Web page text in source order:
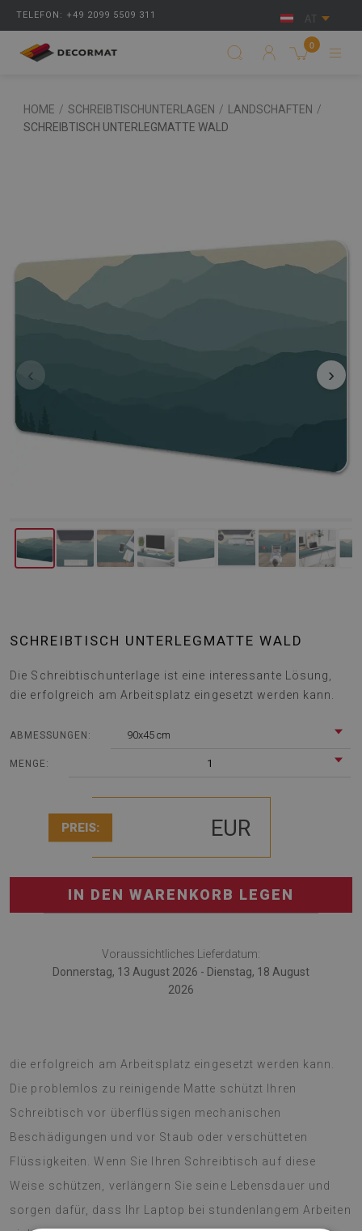
TELEFON: +49 2099 5509 311 AT
0
HOME / SCHREIBTISCHUNTERLAGEN / LANDSCHAFTEN /
SCHREIBTISCH UNTERLEGMATTE WALD
‹ ›
SCHREIBTISCH UNTERLEGMATTE WALD
Die Schreibtischunterlage ist eine interessante Lösung,
die erfolgreich am Arbeitsplatz eingesetzt werden kann.
ABMESSUNGEN: 90x45 cm
MENGE: 1
PREIS: EUR
IN DEN WARENKORB LEGEN
Voraussichtliches Lieferdatum:
Donnerstag, 13 August 2026 - Dienstag, 18 August
2026
die erfolgreich am Arbeitsplatz eingesetzt werden kann.
Die problemlos zu reinigende Matte schützt Ihren
Schreibtisch vor überflüssigen mechanischen
Beschädigungen und vor Staub oder verschütteten
Flüssigkeiten. Wenn Sie Ihren Schreibtisch auf diese
Weise schützen, verlängern Sie seine Lebensdauer und
sorgen dafür, dass Ihr Laptop bei stundenlangem Arbeiten